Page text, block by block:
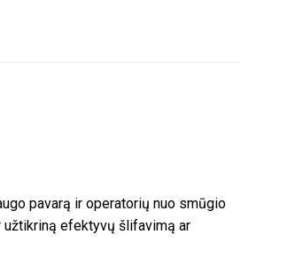
pavarą ir operatorių nuo smūgio
užtikriną efektyvų šlifavimą ar